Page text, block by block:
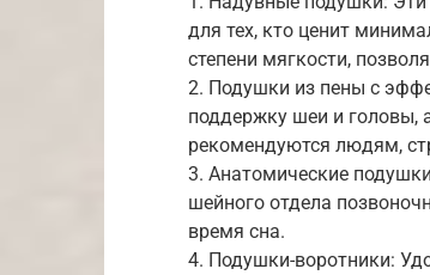
для тех, кто ценит
степени мягкости,
2. Подушки из пены с
поддержку шеи и головы,
рекомендуются людям,
3. Анатомические
шейного отдела
время сна.
4. Подушки-воротники: